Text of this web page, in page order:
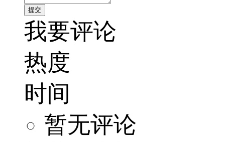
我要评论
热度
时间
暂无评论